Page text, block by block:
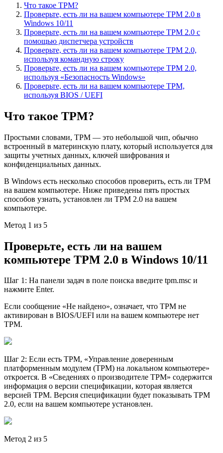
Что такое TPM?
Проверьте, есть ли на вашем компьютере TPM 2.0 в
Windows 10/11
Проверьте, есть ли на вашем компьютере TPM 2.0 с
помощью диспетчера устройств
Проверьте, есть ли на вашем компьютере TPM 2.0,
используя командную строку
Проверьте, есть ли на вашем компьютере TPM 2.0,
используя «Безопасность Windows»
Проверьте, есть ли на вашем компьютере TPM,
используя BIOS / UEFI
Что такое TPM?
Простыми словами, TPM — это небольшой чип, обычно
встроенный в материнскую плату, который используется для
защиты учетных данных, ключей шифрования и
конфиденциальных данных.
В Windows есть несколько способов проверить, есть ли TPM
на вашем компьютере. Ниже приведены пять простых
способов узнать, установлен ли TPM 2.0 на вашем
компьютере.
Метод 1 из 5
Проверьте, есть ли на вашем
компьютере TPM 2.0 в Windows 10/11
Шаг 1: На панели задач в поле поиска введите tpm.msc и
нажмите Enter.
Если сообщение «Не найдено», означает, что TPM не
активирован в BIOS/UEFI или на вашем компьютере нет
TPM.
Шаг 2: Если есть TPM, «Управление доверенным
платформенным модулем (TPM) на локальном компьютере»
откроется. В «Сведениях о производителе TPM» содержится
информация о версии спецификации, которая является
версией TPM. Версия спецификации будет показывать TPM
2.0, если на вашем компьютере установлен.
Метод 2 из 5